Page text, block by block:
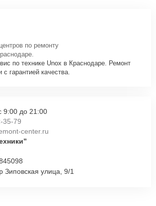
по ремонту
по технике Unox в Краснодаре. Ремонт
гарантией качества.
Зиповская улица, 9/1
9:00 до 21:00
35-79
center.ru